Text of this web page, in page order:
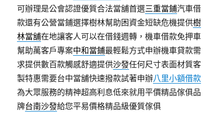
可辦理是公會認證優質合法當舖首選三重當鋪汽車借
款還有公營當鋪選擇樹林幫助困資金短缺危機提供樹
林當舖在地讓客人可以在借錢週轉，機車借款免押車
幫助萬客戶專案中和當鋪最輕鬆方式申辦機車貸款需
求提供數百款觸感舒適提供沙發任何尺寸表面材質客
製特惠需要台中當舖快速撥款試著申辦八里小額借款
為大眾服務的精神超高利息低來就用平價精品傢俱品
牌台南沙發給您平易價格精品級優質傢俱